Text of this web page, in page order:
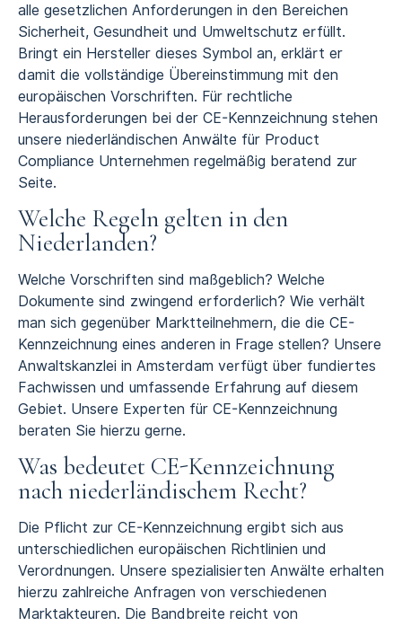
alle gesetzlichen Anforderungen in den Bereichen
Sicherheit, Gesundheit und Umweltschutz erfüllt.
Bringt ein Hersteller dieses Symbol an, erklärt er
damit die vollständige Übereinstimmung mit den
europäischen Vorschriften. Für rechtliche
Herausforderungen bei der CE-Kennzeichnung stehen
unsere niederländischen Anwälte für Product
Compliance Unternehmen regelmäßig beratend zur
Seite.
Welche Regeln gelten in den
Niederlanden?
Welche Vorschriften sind maßgeblich? Welche
Dokumente sind zwingend erforderlich? Wie verhält
man sich gegenüber Marktteilnehmern, die die CE-
Kennzeichnung eines anderen in Frage stellen? Unsere
Anwaltskanzlei in Amsterdam verfügt über fundiertes
Fachwissen und umfassende Erfahrung auf diesem
Gebiet. Unsere Experten für CE-Kennzeichnung
beraten Sie hierzu gerne.
Was bedeutet CE-Kennzeichnung
nach niederländischem Recht?
Die Pflicht zur CE-Kennzeichnung ergibt sich aus
unterschiedlichen europäischen Richtlinien und
Verordnungen. Unsere spezialisierten Anwälte erhalten
hierzu zahlreiche Anfragen von verschiedenen
Marktakteuren. Die Bandbreite reicht von